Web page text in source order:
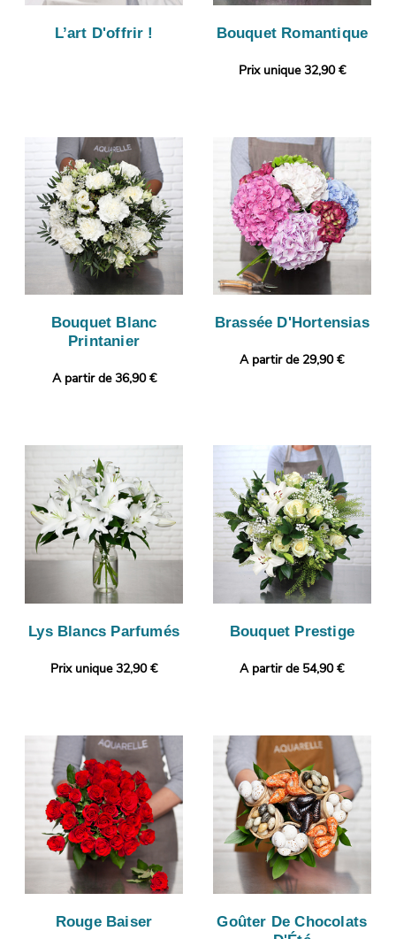
L’art D'offrir ! Bouquet Romantique
Prix unique 32,90 €
Bouquet Blanc
Printanier
A partir de 36,90 €
Brassée D'Hortensias
A partir de 29,90 €
Lys Blancs Parfumés
Prix unique 32,90 €
Bouquet Prestige
A partir de 54,90 €
Rouge Baiser
Goûter De Chocolats